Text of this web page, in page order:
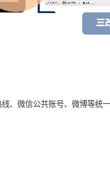
、微信公共账号、微博等统